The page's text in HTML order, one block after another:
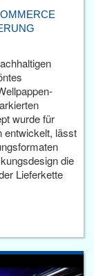
wurde für
entwickelt, lässt
die
Lieferkette